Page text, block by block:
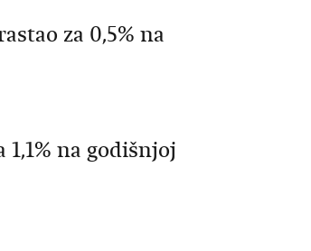
za 0,5% na
na godišnjoj